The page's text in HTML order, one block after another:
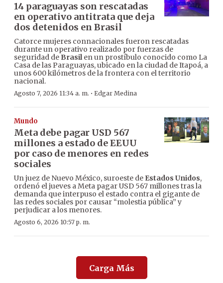
14 paraguayas son rescatadas
en operativo antitrata que deja
dos detenidos en Brasil
Catorce mujeres connacionales fueron rescatadas
durante un operativo realizado por fuerzas de
seguridad de Brasilen un prostíbulo conocido como La
Casa de las Paraguayas, ubicado en la ciudad de Itapoá, a
unos 600 kilómetros de la frontera con el territorio
nacional.
Agosto 7, 2026 11:34 a. m. · Edgar Medina
Mundo
Meta debe pagar USD 567
millones a estado de EEUU
por caso de menores en redes
sociales
Un juez de Nuevo México, suroeste de Estados Unidos,
ordenó el jueves a Meta pagar USD 567 millones tras la
demanda que interpuso el estado contra el gigante de
las redes sociales por causar “molestia pública” y
perjudicar a los menores.
Agosto 6, 2026 10:57 p. m.
Carga Más